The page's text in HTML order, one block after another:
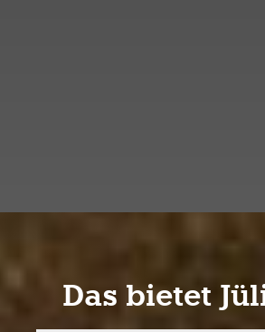
Das bietet